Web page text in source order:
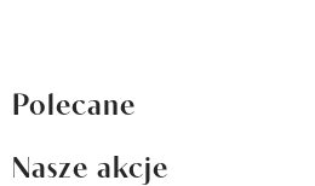
Polecane
Nasze akcje